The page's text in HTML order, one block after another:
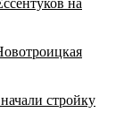
стройку